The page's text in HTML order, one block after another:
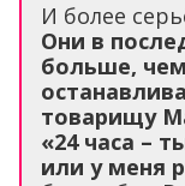
И более
Они в
больше,
товарищу
«24 часа –
или у меня